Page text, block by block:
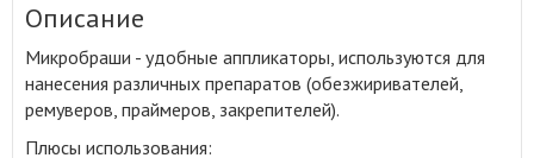
Описание
Микробраши - удобные аппликаторы, используются для
нанесения различных препаратов (обезжиривателей,
ремуверов, праймеров, закрепителей).
Плюсы использования: